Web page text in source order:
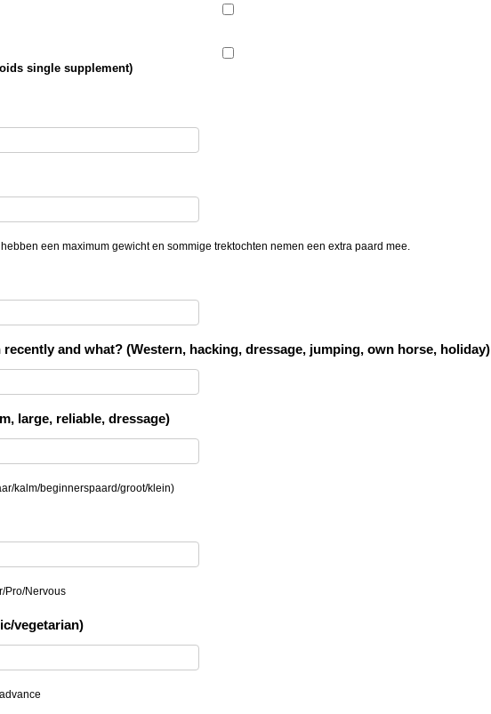
single supplement)
een maximum gewicht en sommige trektochten nemen een extra paard mee.
and what? (Western, hacking, dressage, jumping, own horse, holiday)
large, reliable, dressage)
kalm/beginnerspaard/groot/klein)
Pro/Nervous
vegetarian)